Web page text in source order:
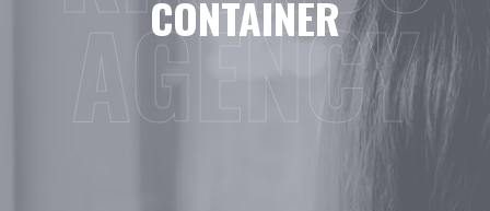
CONTAINER
AGENCY